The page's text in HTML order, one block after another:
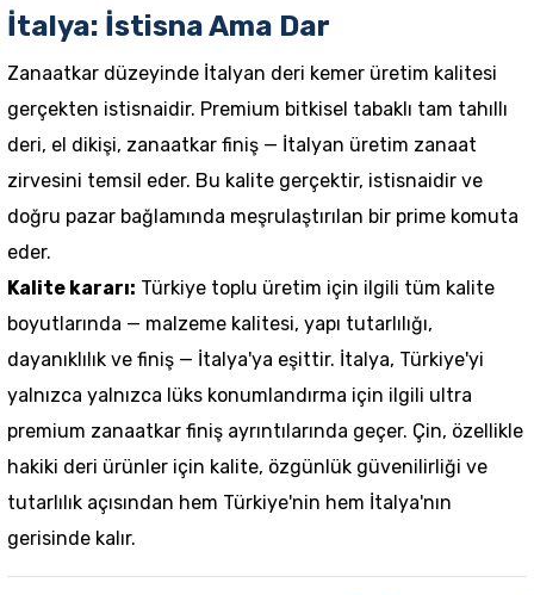
İtalya: İstisna Ama Dar
Zanaatkar düzeyinde İtalyan deri kemer üretim kalitesi
gerçekten istisnaidir. Premium bitkisel tabaklı tam tahıllı
deri, el dikişi, zanaatkar finiş — İtalyan üretim zanaat
zirvesini temsil eder. Bu kalite gerçektir, istisnaidir ve
doğru pazar bağlamında meşrulaştırılan bir prime komuta
eder.
Kalite kararı: Türkiye toplu üretim için ilgili tüm kalite
boyutlarında — malzeme kalitesi, yapı tutarlılığı,
dayanıklılık ve finiş — İtalya'ya eşittir. İtalya, Türkiye'yi
yalnızca yalnızca lüks konumlandırma için ilgili ultra
premium zanaatkar finiş ayrıntılarında geçer. Çin, özellikle
hakiki deri ürünler için kalite, özgünlük güvenilirliği ve
tutarlılık açısından hem Türkiye'nin hem İtalya'nın
gerisinde kalır.